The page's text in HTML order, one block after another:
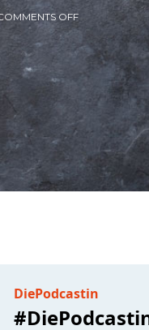
OFF